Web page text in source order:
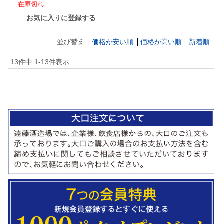
在庫切れ
お気に入りに登録する
並び替え 価格が安い順 価格が高い順 新着順
13件中 1-13件表示